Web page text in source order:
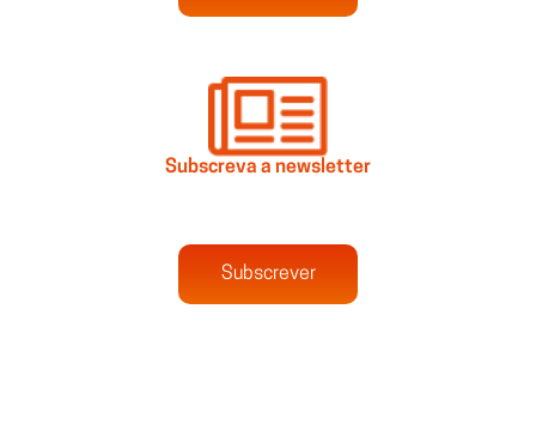
Subscreva a newsletter
Subscrever